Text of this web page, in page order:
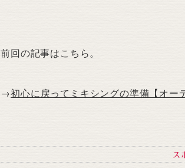
前回の記事はこちら。
→初心に戻ってミキシングの準備【オー
ス